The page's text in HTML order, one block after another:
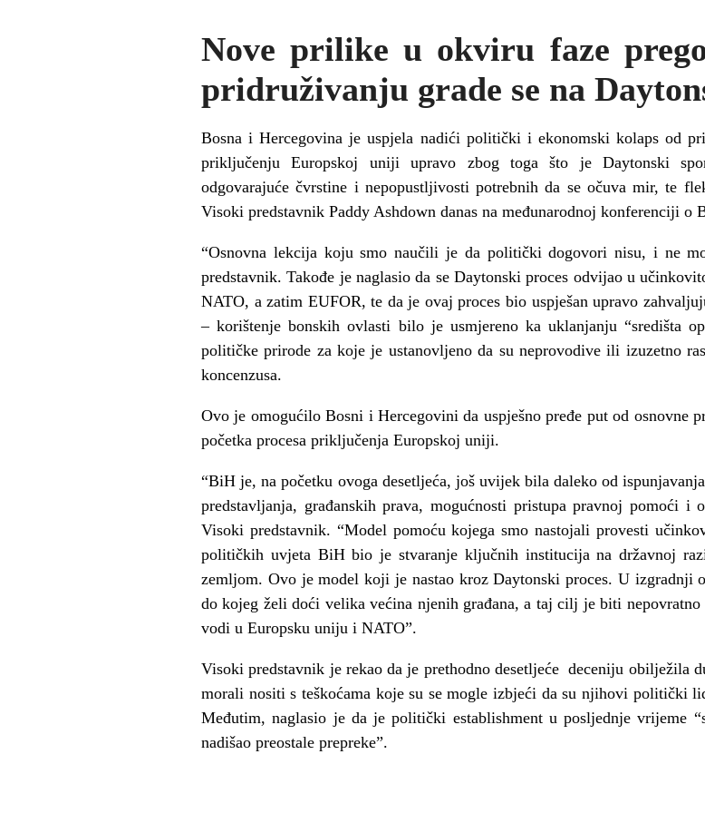
Nove prilike u okviru faze
pridruživanju grade se na
Bosna i Hercegovina je uspjela nadići politički i ekonomski kolaps od
priključenju Europskoj uniji upravo zbog toga što je Daytonski
odgovarajuće čvrstine i nepopustljivosti potrebnih da se očuva mir, te
Visoki predstavnik Paddy Ashdown danas na međunarodnoj konferenciji o
“Osnovna lekcija koju smo naučili je da politički dogovori nisu, i ne
predstavnik. Takođe je naglasio da se Daytonski proces odvijao u
NATO, a zatim EUFOR, te da je ovaj proces bio uspješan upravo
– korištenje bonskih ovlasti bilo je usmjereno ka uklanjanju “središta
političke prirode za koje je ustanovljeno da su neprovodive ili izuzetno
koncenzusa.
Ovo je omogućilo Bosni i Hercegovini da uspješno pređe put od osnovne
početka procesa priključenja Europskoj uniji.
“BiH je, na početku ovoga desetljeća, još uvijek bila daleko od
predstavljanja, građanskih prava, mogućnosti pristupa pravnoj pomoći i
Visoki predstavnik. “Model pomoću kojega smo nastojali provesti
političkih uvjeta BiH bio je stvaranje ključnih institucija na državnoj
zemljom. Ovo je model koji je nastao kroz Daytonski proces. U izgradnji
do kojeg želi doći velika većina njenih građana, a taj cilj je biti
vodi u Europsku uniju i NATO”.
Visoki predstavnik je rekao da je prethodno desetljeće deceniju obilježila
morali nositi s teškoćama koje su se mogle izbjeći da su njihovi politički
Međutim, naglasio je da je politički establishment u posljednje vrijeme
nadišao preostale prepreke”.